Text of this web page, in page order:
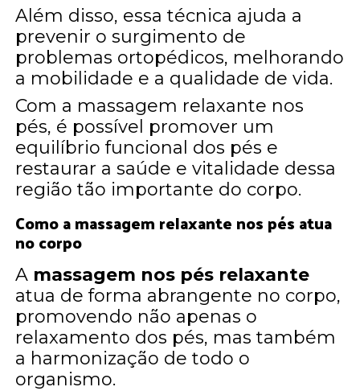
Além disso, essa técnica ajuda a
prevenir o surgimento de
problemas ortopédicos, melhorando
a mobilidade e a qualidade de vida.
Com a massagem relaxante nos
pés, é possível promover um
equilíbrio funcional dos pés e
restaurar a saúde e vitalidade dessa
região tão importante do corpo.
Como a massagem relaxante nos pés atua
no corpo
A massagem nos pés relaxante
atua de forma abrangente no corpo,
promovendo não apenas o
relaxamento dos pés, mas também
a harmonização de todo o
organismo.